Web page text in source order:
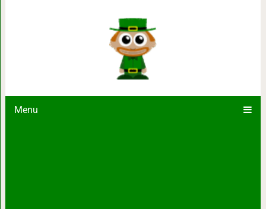
Menu
Как быстро привести ноги в